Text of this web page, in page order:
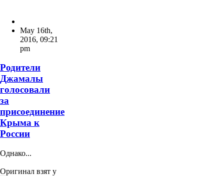
May 16th,
2016, 09:21
pm
Родители
Джамалы
голосовали
за
присоединение
Крыма к
России
Однако...
Оригинал взят у